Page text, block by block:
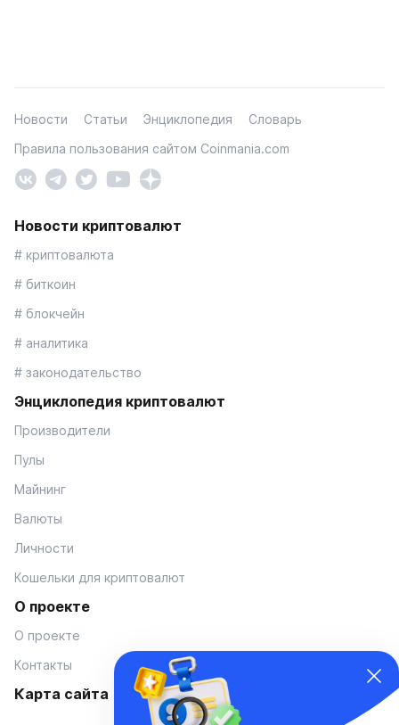
Новости Статьи Энциклопедия
Словарь
Правила пользования сайтом Coinmania.com
Новости криптовалют
# криптовалюта
# биткоин
# блокчейн
# аналитика
# законодательство
Энциклопедия криптовалют
Производители
Пулы
Майнинг
Валюты
Личности
Кошельки для криптовалют
О проекте
О проекте
Контакты
Карта сайта